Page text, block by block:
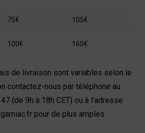
75€ 105€
100€ 160€
de livraison sont variables selon le
contactez-nous par téléphone au
(de 9h à 18h CET) ou à l’adresse
pour de plus amples